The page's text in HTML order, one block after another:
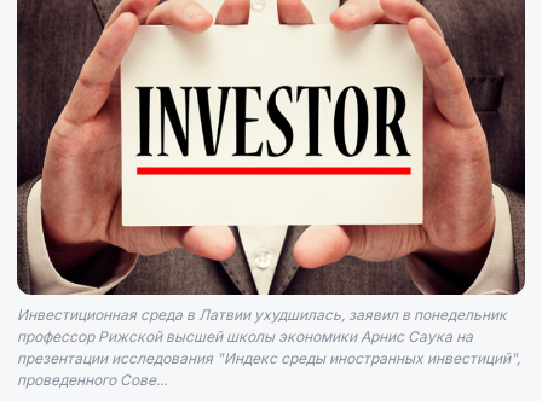
Инвестиционная среда в Латвии ухудшилась, заявил в понедельник
профессор Рижской высшей школы экономики Арнис Саука на
презентации исследования "Индекс среды иностранных инвестиций",
проведенного Сове...